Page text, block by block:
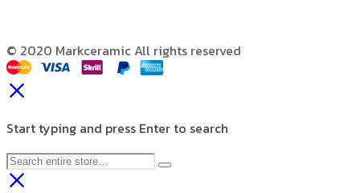
© 2020 Markceramic All rights reserved
Start typing and press Enter to search